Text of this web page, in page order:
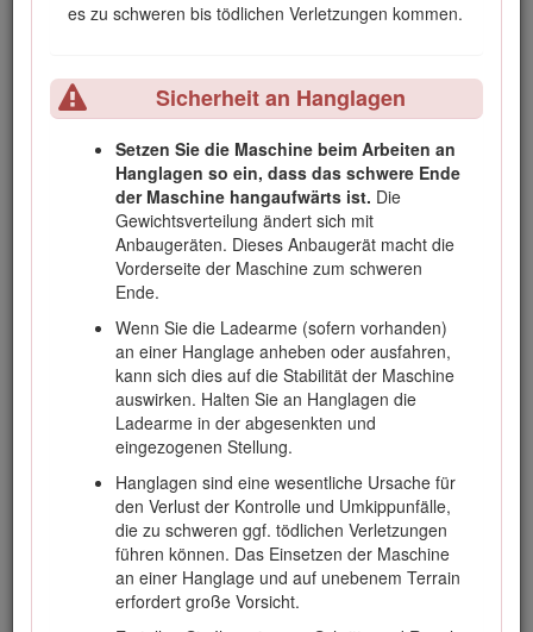
es zu schweren bis tödlichen Verletzungen kommen.
Sicherheit an Hanglagen
Setzen Sie die Maschine beim Arbeiten an
Hanglagen so ein, dass das schwere Ende
der Maschine hangaufwärts ist. Die
Gewichtsverteilung ändert sich mit
Anbaugeräten. Dieses Anbaugerät macht die
Vorderseite der Maschine zum schweren
Ende.
Wenn Sie die Ladearme (sofern vorhanden)
an einer Hanglage anheben oder ausfahren,
kann sich dies auf die Stabilität der Maschine
auswirken. Halten Sie an Hanglagen die
Ladearme in der abgesenkten und
eingezogenen Stellung.
Hanglagen sind eine wesentliche Ursache für
den Verlust der Kontrolle und Umkippunfälle,
die zu schweren ggf. tödlichen Verletzungen
führen können. Das Einsetzen der Maschine
an einer Hanglage und auf unebenem Terrain
erfordert große Vorsicht.
In dieser Anleitung werden potenzielle Gefahren angeführt,
Gefahr hin, die zu schweren oder tödlichen Verletzungen
führen kann, wenn Sie die empfohlenen
Bild 2
Sicherheitswarnsymbol
In dieser Anleitung werden zwei Begriffe zur Hervorhebung
von Informationen verwendet.Wichtigweist auf spezielle
mechanische Informationen hin, undHinweishebt
allgemeine Informationen hervor, die Ihre besondere
Beachtung verdienen.
Dieses Produkt entspricht allen relevanten europäischen
Richtlinien. Weitere Informationen finden Sie in der
Einbauerklärung am Ende dieses Dokuments.
Warnung: